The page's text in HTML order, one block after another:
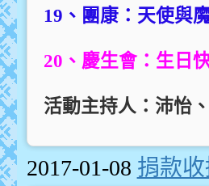
19 、團康：天使與
20 、慶生會：生日
活動主持人：沛怡
2017-01-08 捐款